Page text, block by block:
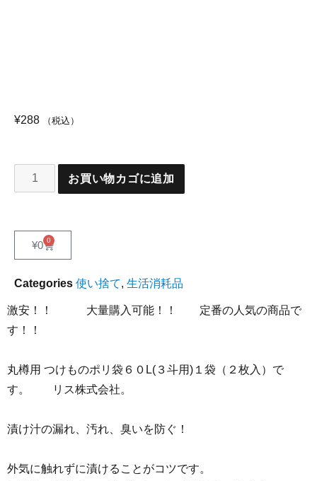
¥288 （税込）
お買い物カゴに追加
¥0 0
Categories 使い捨て, 生活消耗品
激安！！ 大量購入可能！！ 定番の人気の商品で
す！！
丸樽用 つけものポリ袋６０L(３斗用)１袋（２枚入）で
す。 リス株式会社。
漬け汁の漏れ、汚れ、臭いを防ぐ！
外気に触れずに漬けることがコツです。